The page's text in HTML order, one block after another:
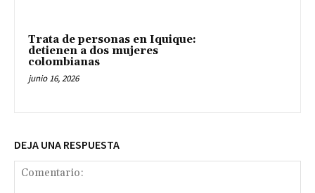
Trata de personas en Iquique:
detienen a dos mujeres
colombianas
junio 16, 2026
DEJA UNA RESPUESTA